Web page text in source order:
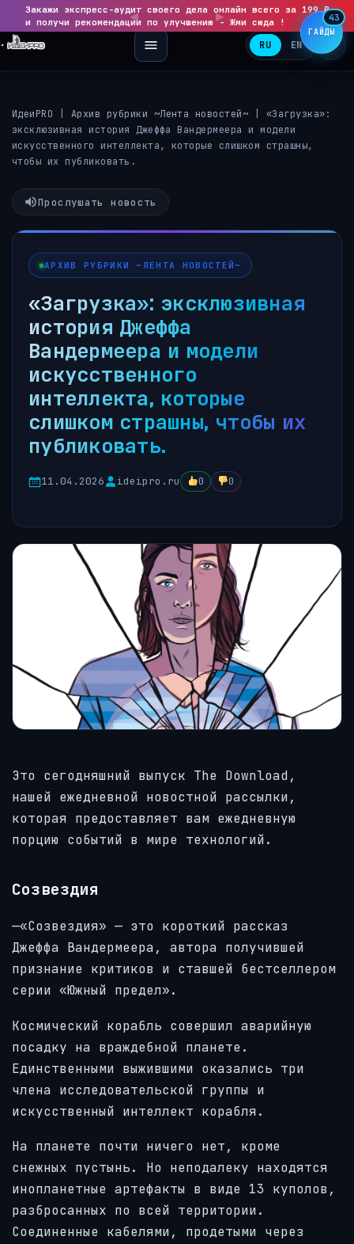
Закажи экспресс-аудит своего дела онлайн всего за 199 ₽
и получи рекомендации по улучшению - Жми сюда !
▶
RU EN
ИдеиPRO Архив рубрики ~Лента новостей~
«Загрузка»:
эксклюзивная история Джеффа Вандермеера и модели
искусственного интеллекта, которые слишком страшны,
чтобы их публиковать.
Прослушать новость
АРХИВ РУБРИКИ ~ЛЕНТА НОВОСТЕЙ~
«Загрузка»: эксклюзивная
история Джеффа
Вандермеера и модели
искусственного
интеллекта, которые
слишком страшны, чтобы их
публиковать.
11.04.2026 ideipro.ru 0 0
Это сегодняшний выпуск The Download,
нашей ежедневной новостной рассылки,
которая предоставляет вам ежедневную
порцию событий в мире технологий.
Созвездия
—«Созвездия» — это короткий рассказ
Джеффа Вандермеера, автора получившей
признание критиков и ставшей бестселлером
серии «Южный предел».
Космический корабль совершил аварийную
посадку на враждебной планете.
Единственными выжившими оказались три
члена исследовательской группы и
искусственный интеллект корабля.
На планете почти ничего нет, кроме
снежных пустынь. Но неподалеку находятся
инопланетные артефакты в виде 13 куполов,
разбросанных по всей территории.
Соединенные кабелями, продетыми через
ГАЙДЫ
43